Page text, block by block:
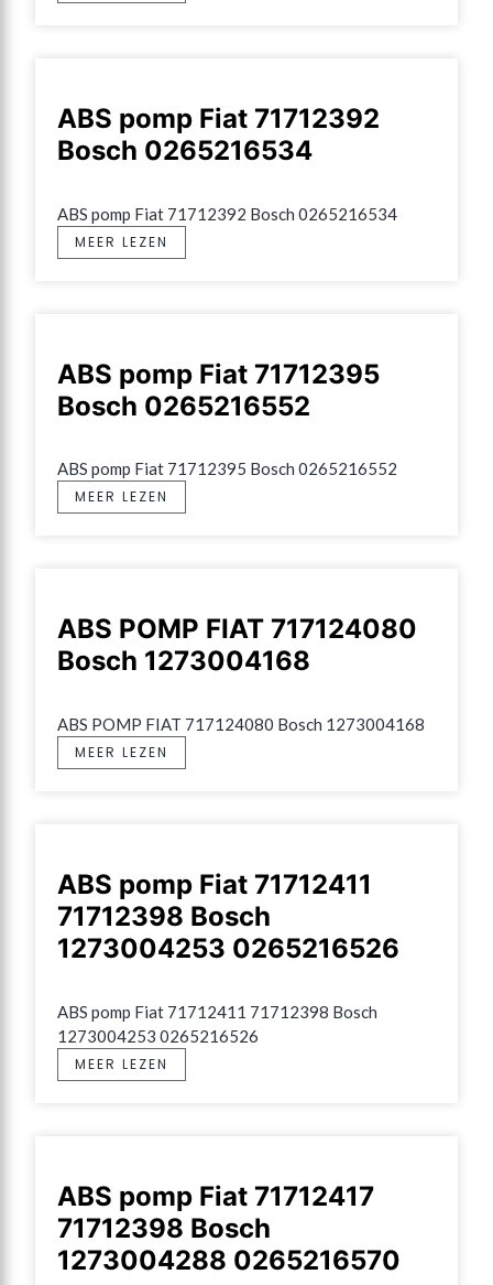
ABS pomp Fiat 71712392
Bosch 0265216534
ABS pomp Fiat 71712392 Bosch 0265216534
MEER LEZEN
ABS pomp Fiat 71712395
Bosch 0265216552
ABS pomp Fiat 71712395 Bosch 0265216552
MEER LEZEN
ABS POMP FIAT 717124080
Bosch 1273004168
ABS POMP FIAT 717124080 Bosch 1273004168
MEER LEZEN
ABS pomp Fiat 71712411
71712398 Bosch
1273004253 0265216526
ABS pomp Fiat 71712411 71712398 Bosch
1273004253 0265216526
MEER LEZEN
ABS pomp Fiat 71712417
71712398 Bosch
1273004288 0265216570